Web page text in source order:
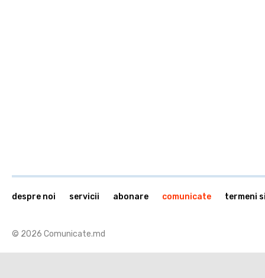
© 2026 Comunicate.md
despre noi servicii abonare comunicate termeni